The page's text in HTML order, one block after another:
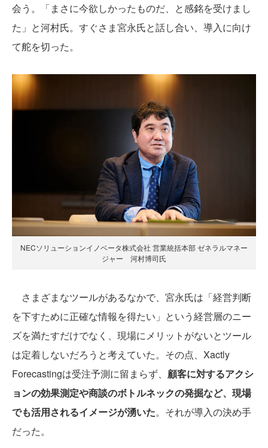
会う。「まさに今欲しかったものだ、と感銘を受けまし
た」と河村氏。すぐさま宮永氏と話し合い、導入に向け
て舵を切った。
NECソリューションイノベータ株式会社 営業統括本部 ゼネラルマネー
ジャー 河村博司氏
さまざまなツールがあるなかで、宮永氏は「経営判断
を下すために正確な情報を得たい」という経営層のニー
ズを満たすだけでなく、現場にメリットがないとツール
は定着しないだろうと考えていた。その点、Xactly
Forecastingは受注予測に留まらず、 顧客に対するアクシ
ョンの効果測定や商談のボトルネックの発掘など、現場
でも活用されるイメージが湧いた。それが導入の決め手
だった。